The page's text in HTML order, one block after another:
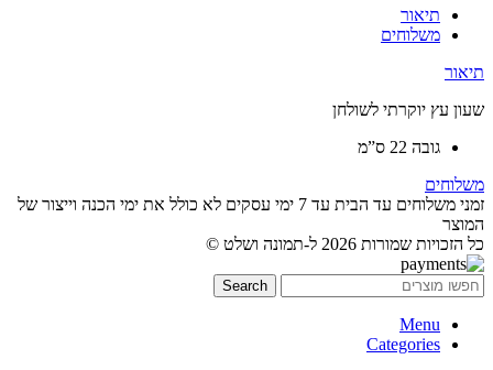
תיאור
משלוחים
תיאור
שעון עץ יוקרתי לשולחן
גובה 22 ס”מ
משלוחים
זמני משלוחים עד הבית עד 7 ימי עסקים לא כולל את ימי הכנה וייצור של
המוצר
כל הזכויות שמורות 2026 ל-תמונה ושלט ©
Search
Menu
Categories